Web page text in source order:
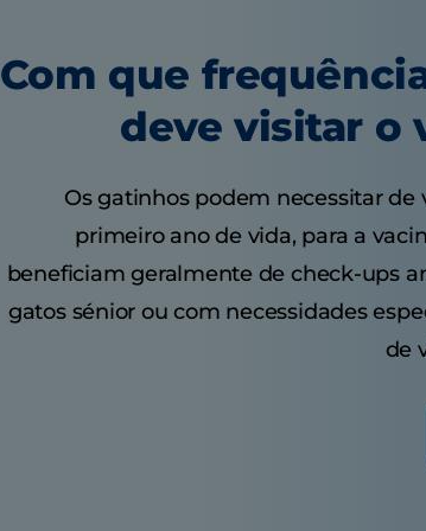
Com que
deve visitar o
Os gatinhos podem necessitar de
primeiro ano de vida, para a
beneficiam geralmente de check-ups
gatos sénior ou com necessidades
de